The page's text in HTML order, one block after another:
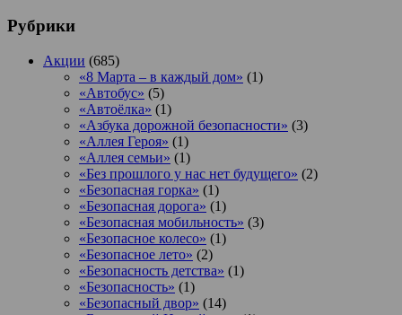
Рубрики
Акции (685)
«8 Марта – в каждый дом» (1)
«Автобус» (5)
«Автоёлка» (1)
«Азбука дорожной безопасности» (3)
«Аллея Героя» (1)
«Аллея семьи» (1)
«Без прошлого у нас нет будущего» (2)
«Безопасная горка» (1)
«Безопасная дорога» (1)
«Безопасная мобильность» (3)
«Безопасное колесо» (1)
«Безопасное лето» (2)
«Безопасность детства» (1)
«Безопасность» (1)
«Безопасный двор» (14)